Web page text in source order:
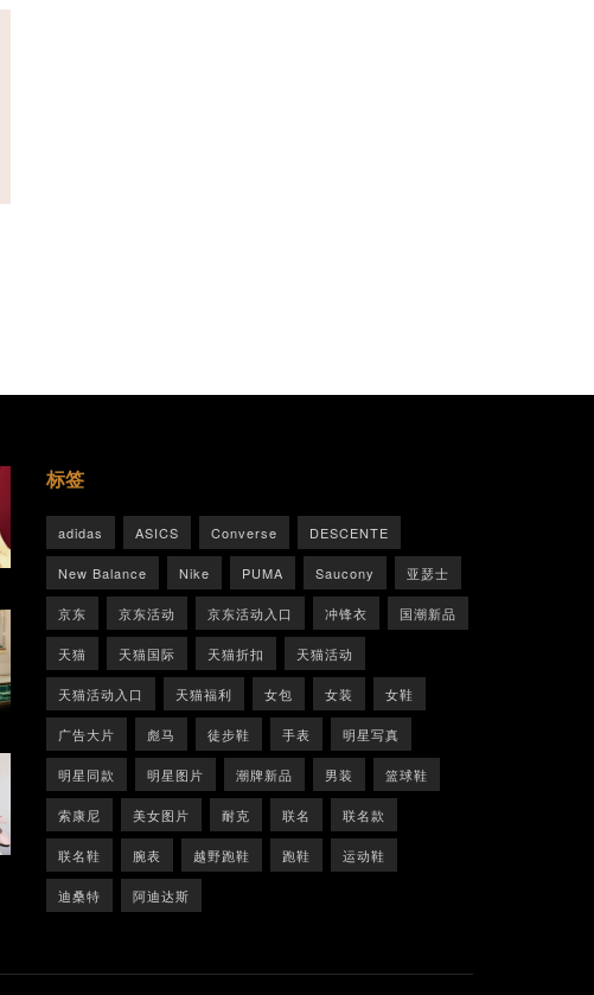
标签
adidas ASICS Converse DESCENTE
New Balance Nike PUMA Saucony 亚瑟士
京东 京东活动 京东活动入口 冲锋衣 国潮新品
天猫 天猫国际 天猫折扣 天猫活动
天猫活动入口 天猫福利 女包 女装 女鞋
广告大片 彪马 徒步鞋 手表 明星写真
明星同款 明星图片 潮牌新品 男装 篮球鞋
索康尼 美女图片 耐克 联名 联名款
联名鞋 腕表 越野跑鞋 跑鞋 运动鞋
迪桑特 阿迪达斯